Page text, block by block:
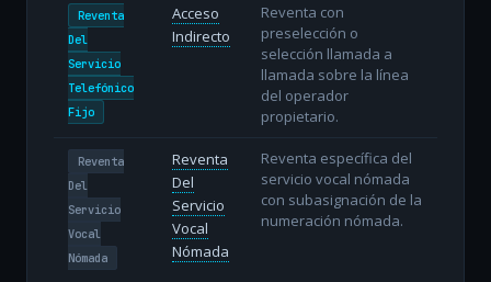
Reventa
Del
Servicio
Telefónico
Fijo
Acceso
Indirecto
Reventa con
preselección o
selección llamada a
llamada sobre la línea
del operador
propietario.
Reventa
Del
Servicio
Vocal
Nómada
Reventa
Del
Servicio
Vocal
Nómada
Reventa específica del
servicio vocal nómada
con subasignación de la
numeración nómada.